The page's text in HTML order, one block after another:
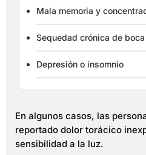
Mala memoria y
Sequedad crónica de
Depresión o insomnio
En algunos casos, las
reportado dolor torácico
sensibilidad a la luz.